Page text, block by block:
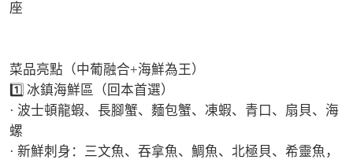
座
菜品亮點（中葡融合+海鮮為王）
1️⃣ 冰鎮海鮮區（回本首選）
· 波士頓龍蝦、長腳蟹、麵包蟹、凍蝦、青口、扇貝、海
螺
· 新鮮刺身：三文魚、吞拿魚、鯛魚、北極貝、希靈魚，